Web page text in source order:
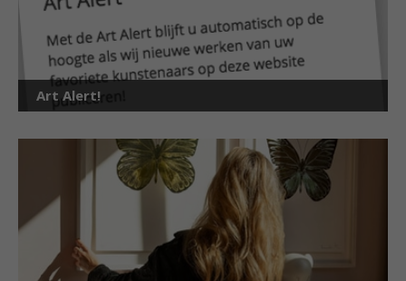
Art Alert!